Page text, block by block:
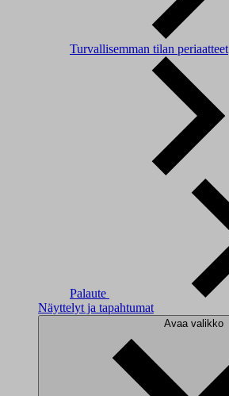
Turvallisemman tilan periaatteet
Palaute
Näyttelyt ja tapahtumat
Avaa valikko